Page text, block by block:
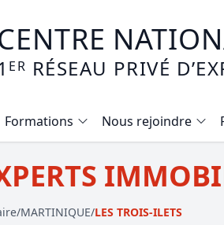
ER RÉSEAU PRIVÉ
Formations
Formation expertise immobilière /
Expertise local commercial
Nous rejoindre
/MARTINIQUE/LES TROIS-ILETS